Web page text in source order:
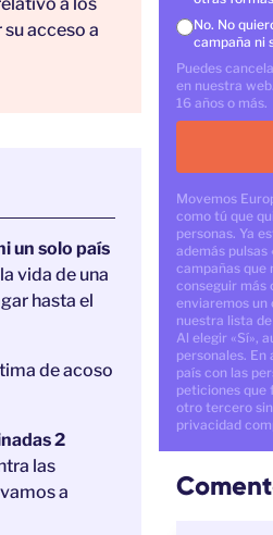
acceso a
un solo país
vida de una
hasta el
de acoso
2
las
a
No. No
campaña ni
Puedes
en nuestra
16 años o más.
Movemos
como tú que
personas. Ya
además
campañas que
conseguir más
enviaremos un
nuestra lista
Al elegir «Sí»,
personales.
país con las
peticiones que
otro tercero
privacidad